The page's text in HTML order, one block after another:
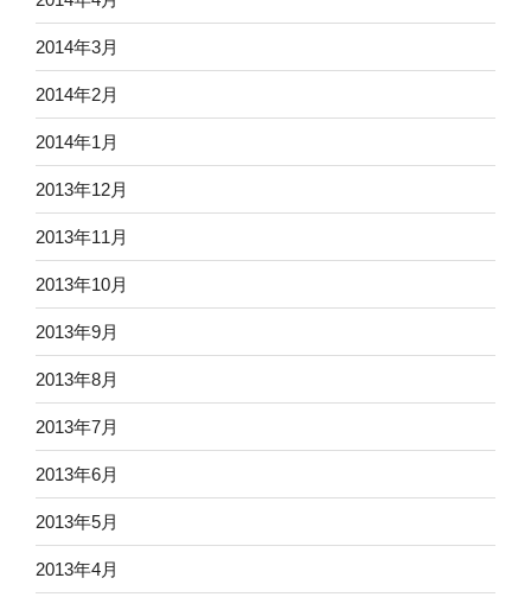
2014年3月
2014年2月
2014年1月
2013年12月
2013年11月
2013年10月
2013年9月
2013年8月
2013年7月
2013年6月
2013年5月
2013年4月